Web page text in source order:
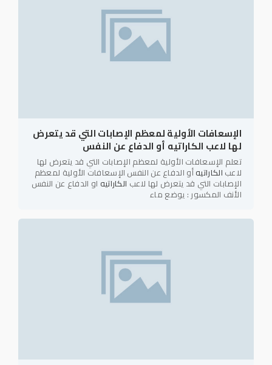
الإسعافات الأولية لمعظم الإصابات التي قد يتعرض
لها لاعب الكاراتيه أو الدفاع عن النفس
تعلم الإسعافات الأولية لمعظم الإصابات التي قد يتعرض لها
لاعب الكاراتيهأو الدفاع عن النفس الإسعافات الأولية لمعظم
الإصابات التي قد يتعرض لها لاعب الكاراتيه او الدفاع عن النفس
الأنف المكسور : يوضع ماء